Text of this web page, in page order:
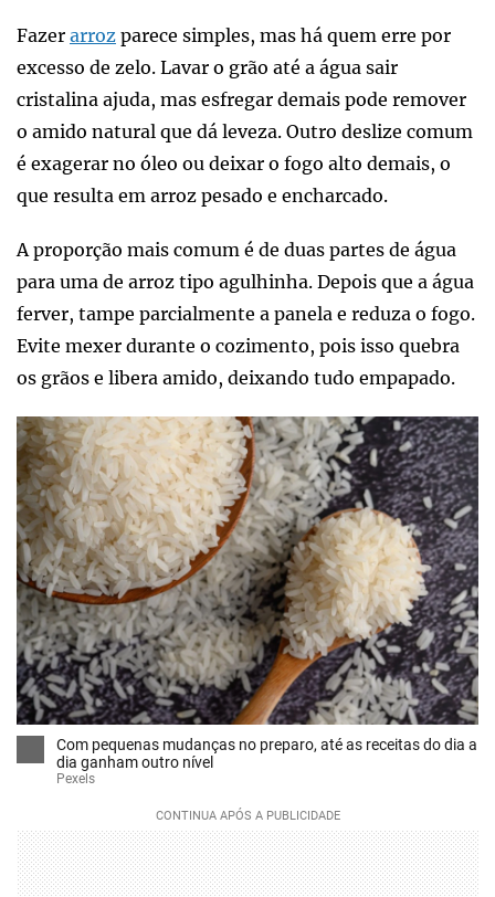
Fazer arroz parece simples, mas há quem erre por
excesso de zelo. Lavar o grão até a água sair
cristalina ajuda, mas esfregar demais pode remover
o amido natural que dá leveza. Outro deslize comum
é exagerar no óleo ou deixar o fogo alto demais, o
que resulta em arroz pesado e encharcado.
A proporção mais comum é de duas partes de água
para uma de arroz tipo agulhinha. Depois que a água
ferver, tampe parcialmente a panela e reduza o fogo.
Evite mexer durante o cozimento, pois isso quebra
os grãos e libera amido, deixando tudo empapado.
Com pequenas mudanças no preparo, até as receitas do dia a
dia ganham outro nível
Pexels